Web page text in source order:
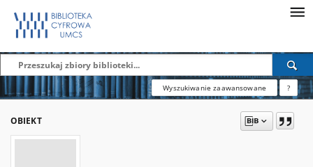
Wyszukiwanie zaawansowane ?
OBIEKT